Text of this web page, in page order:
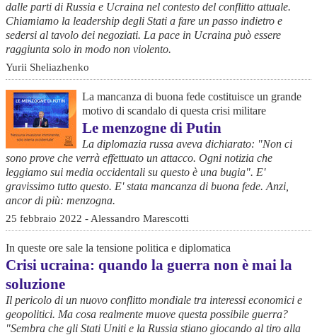
dalle parti di Russia e Ucraina nel contesto del conflitto attuale.
Chiamiamo la leadership degli Stati a fare un passo indietro e
sedersi al tavolo dei negoziati. La pace in Ucraina può essere
raggiunta solo in modo non violento.
Yurii Sheliazhenko
La mancanza di buona fede costituisce un grande
motivo di scandalo di questa crisi militare
Le menzogne di Putin
La diplomazia russa aveva dichiarato: "Non ci
sono prove che verrà effettuato un attacco. Ogni notizia che
leggiamo sui media occidentali su questo è una bugia". E'
gravissimo tutto questo. E' stata mancanza di buona fede. Anzi,
ancor di più: menzogna.
25 febbraio 2022 - Alessandro Marescotti
In queste ore sale la tensione politica e diplomatica
Crisi ucraina: quando la guerra non è mai la
soluzione
Il pericolo di un nuovo conflitto mondiale tra interessi economici e
geopolitici. Ma cosa realmente muove questa possibile guerra?
"Sembra che gli Stati Uniti e la Russia stiano giocando al tiro alla